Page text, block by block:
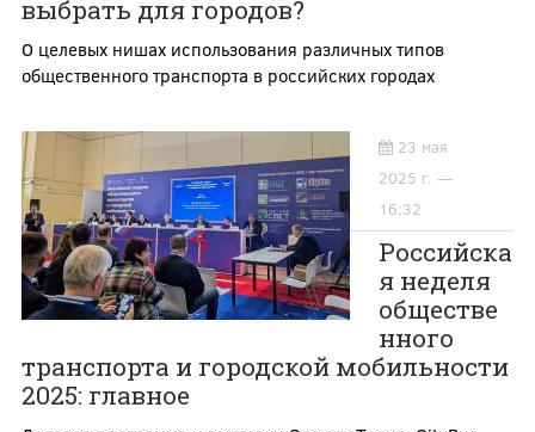
выбрать для городов?
О целевых нишах использования различных типов
общественного транспорта в российских городах
23 мая
2025 г. —
16:32
Российска
я неделя
обществе
нного
транспорта и городской мобильности
2025: главное